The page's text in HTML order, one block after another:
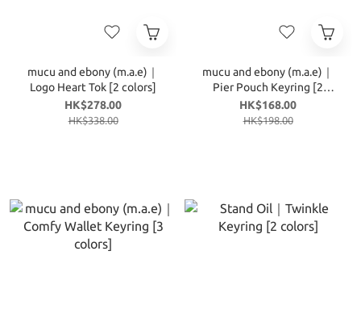
mucu and ebony (m.a.e)｜
Logo Heart Tok [2 colors]
HK$278.00
HK$338.00
mucu and ebony (m.a.e)｜
Pier Pouch Keyring [2
colors]
HK$168.00
HK$198.00